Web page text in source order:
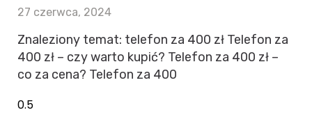
27 czerwca, 2024
Znaleziony temat: telefon za 400 zł Telefon za
400 zł – czy warto kupić? Telefon za 400 zł –
co za cena? Telefon za 400